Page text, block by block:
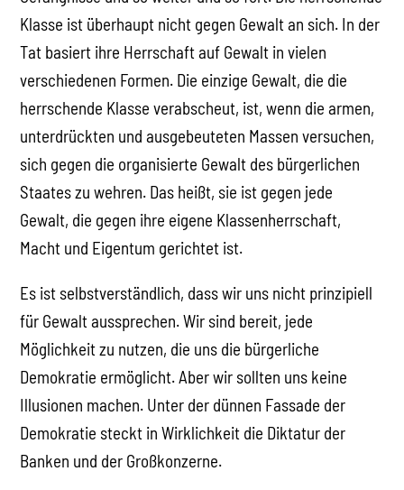
Klasse ist überhaupt nicht gegen Gewalt an sich. In der
Tat basiert ihre Herrschaft auf Gewalt in vielen
verschiedenen Formen. Die einzige Gewalt, die die
herrschende Klasse verabscheut, ist, wenn die armen,
unterdrückten und ausgebeuteten Massen versuchen,
sich gegen die organisierte Gewalt des bürgerlichen
Staates zu wehren. Das heißt, sie ist gegen jede
Gewalt, die gegen ihre eigene Klassenherrschaft,
Macht und Eigentum gerichtet ist.
Es ist selbstverständlich, dass wir uns nicht prinzipiell
für Gewalt aussprechen. Wir sind bereit, jede
Möglichkeit zu nutzen, die uns die bürgerliche
Demokratie ermöglicht. Aber wir sollten uns keine
Illusionen machen. Unter der dünnen Fassade der
Demokratie steckt in Wirklichkeit die Diktatur der
Banken und der Großkonzerne.